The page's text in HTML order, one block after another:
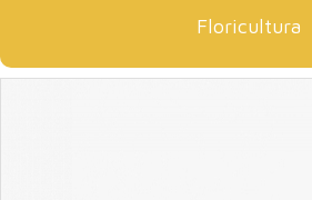
Floricultura